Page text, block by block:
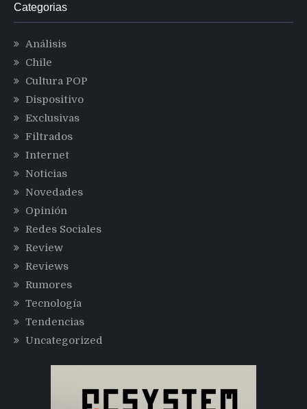
Categorias
Análisis
Chile
Cultura POP
Dispositivo
Exclusivas
Filtrados
Internet
Noticias
Novedades
Opinión
Redes Sociales
Review
Reviews
Rumores
Tecnología
Tendencias
Uncategorized